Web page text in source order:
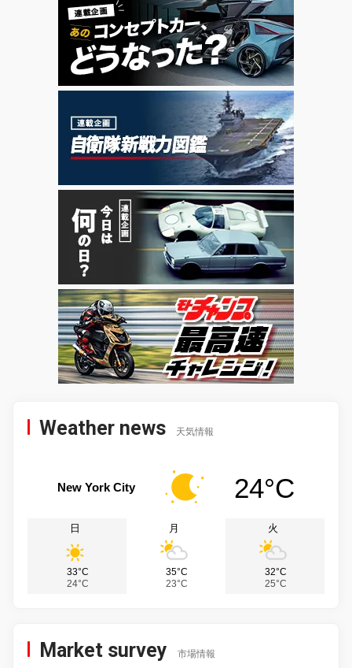
Weather news 天気情報
New York City 24°C
日
33°C
24°C
月
35°C
23°C
火
32°C
25°C
Market survey 市場情報